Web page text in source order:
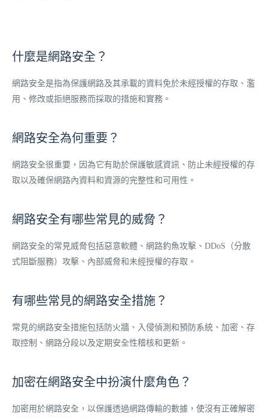
什麼是網路安全？
網路安全是指為保護網路及其承載的資料免於未經授權的存取、濫
用、修改或拒絕服務而採取的措施和實務。
網路安全為何重要？
網路安全很重要，因為它有助於保護敏感資訊、防止未經授權的存
取以及確保網路內資料和資源的完整性和可用性。
網路安全有哪些常見的威脅？
網路安全的常見威脅包括惡意軟體、網路釣魚攻擊、DDoS（分散
式阻斷服務）攻擊、內部威脅和未經授權的存取。
有哪些常見的網路安全措施？
常見的網路安全措施包括防火牆、入侵偵測和預防系統、加密、存
取控制、網路分段以及定期安全性稽核和更新。
加密在網路安全中扮演什麼角色？
加密用於網路安全，以保護透過網路傳輸的數據，使沒有正確解密